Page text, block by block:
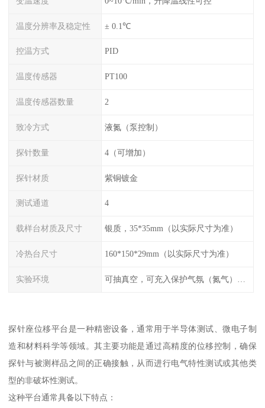
温度分辨率及稳定性 ± 0.1℃
控温方式 PID
温度传感器 PT100
温度传感器数量 2
致冷方式 液氮（泵控制）
探针数量 4（可增加）
探针材质 紫铜镀金
测试通道 4
载样台材质及尺寸 银质，35*35mm（以实际尺寸为准）
冷热台尺寸 160*150*29mm（以实际尺寸为准）
实验环境
探针座位移平台是一种精密设备，通常用于半导体测试、微电子制
造和材料科学等领域。其主要功能是通过高精度的位移控制，确保
探针与被测样品之间的正确接触，从而进行电气特性测试或其他类
型的非破坏性测试。
这种平台通常具备以下特点：